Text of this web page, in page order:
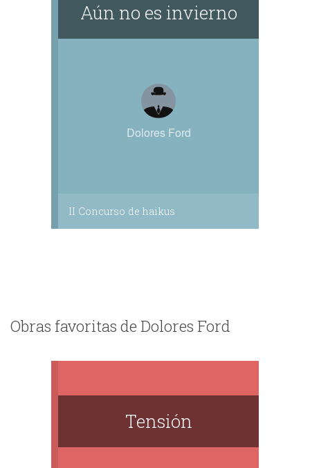
Aún no es invierno
Dolores Ford
II Concurso de haikus
Obras favoritas de Dolores Ford
Tensión